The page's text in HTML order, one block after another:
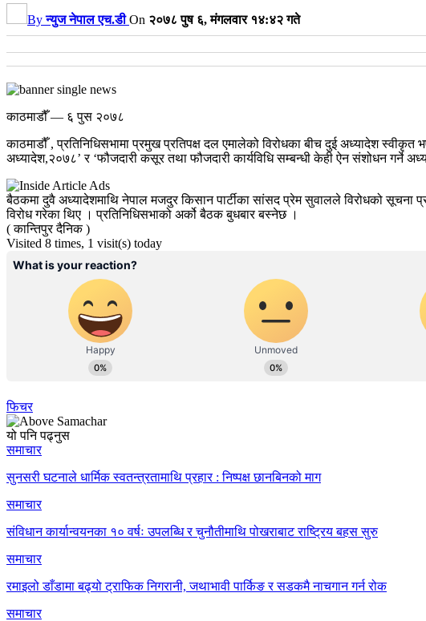
Byन्युज नेपाल एच.डी On २०७८ पुष ६, मंगलवार १४:४२ गते
काठमाडौँ — ६ पुस २०७८
काठमाडौँ , प्रतिनिधिसभामा प्रमुख प्रतिपक्ष दल एमालेको विरोधका बीच दुई अध्यादेश
अध्यादेश,२०७८’ र ‘फौजदारी कसूर तथा फौजदारी कार्यविधि सम्बन्धी केही ऐन संशोधन गर्ने
बैठकमा दुवै अध्यादेशमाथि नेपाल मजदुर किसान पार्टीका सांसद प्रेम सुवालले विरोधको
विरोध गरेका थिए । प्रतिनिधिसभाको अर्को बैठक बुधबार बस्नेछ ।
( कान्तिपुर दैनिक )
Visited 8 times, 1 visit(s) today
फिचर
यो पनि पढ्नुस
समाचार
सुनसरी घटनाले धार्मिक स्वतन्त्रतामाथि प्रहार : निष्पक्ष छानबिनको माग
समाचार
संविधान कार्यान्वयनका १० वर्षः उपलब्धि र चुनौतीमाथि पोखराबाट राष्ट्रिय बहस सुरु
समाचार
रमाइलो डाँडामा बढ्यो ट्राफिक निगरानी, जथाभावी पार्किङ र सडकमै नाचगान गर्न रोक
समाचार